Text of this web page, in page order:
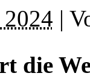
|
die